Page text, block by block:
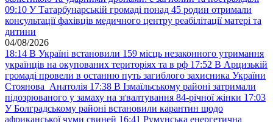
09:10 У Татарбунарській громаді понад 45 родин отримали
консультації фахівців медичного центру реабілітації матері та
дитини
04/08/2026
18:14 В Україні встановили 159 місць незаконного утримання
українців на окупованих територіях та в рф 17:52 В Арцизькій
громаді провели в останню путь загиблого захисника України
Стоянова Анатолія 17:38 В Ізмаїльському районі затримали
підозрюваного у замаху на зґвалтування 84-річної жінки 17:03
У Болградському районі встановили карантин щодо
африканської чуми свиней 16:41 Румунська енергетична